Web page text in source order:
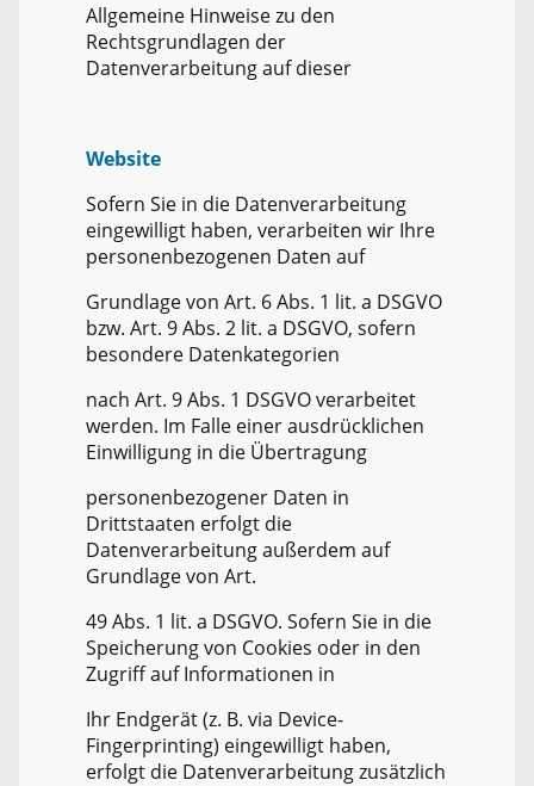
Allgemeine Hinweise zu den
Rechtsgrundlagen der
Datenverarbeitung auf dieser
Website
Sofern Sie in die Datenverarbeitung
eingewilligt haben, verarbeiten wir Ihre
personenbezogenen Daten auf
Grundlage von Art. 6 Abs. 1 lit. a DSGVO
bzw. Art. 9 Abs. 2 lit. a DSGVO, sofern
besondere Datenkategorien
nach Art. 9 Abs. 1 DSGVO verarbeitet
werden. Im Falle einer ausdrücklichen
Einwilligung in die Übertragung
personenbezogener Daten in
Drittstaaten erfolgt die
Datenverarbeitung außerdem auf
Grundlage von Art.
49 Abs. 1 lit. a DSGVO. Sofern Sie in die
Speicherung von Cookies oder in den
Zugriff auf Informationen in
Ihr Endgerät (z. B. via Device-
Fingerprinting) eingewilligt haben,
erfolgt die Datenverarbeitung zusätzlich